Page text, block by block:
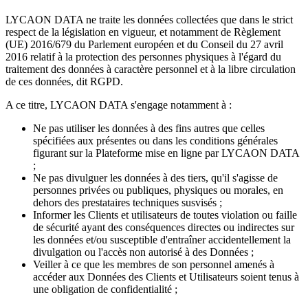
LYCAON DATA ne traite les données collectées que dans le strict
respect de la législation en vigueur, et notamment de Règlement
(UE) 2016/679 du Parlement européen et du Conseil du 27 avril
2016 relatif à la protection des personnes physiques à l'égard du
traitement des données à caractère personnel et à la libre circulation
de ces données, dit RGPD.
A ce titre, LYCAON DATA s'engage notamment à :
Ne pas utiliser les données à des fins autres que celles
spécifiées aux présentes ou dans les conditions générales
figurant sur la Plateforme mise en ligne par LYCAON DATA
;
Ne pas divulguer les données à des tiers, qu'il s'agisse de
personnes privées ou publiques, physiques ou morales, en
dehors des prestataires techniques susvisés ;
Informer les Clients et utilisateurs de toutes violation ou faille
de sécurité ayant des conséquences directes ou indirectes sur
les données et/ou susceptible d'entraîner accidentellement la
divulgation ou l'accès non autorisé à des Données ;
Veiller à ce que les membres de son personnel amenés à
accéder aux Données des Clients et Utilisateurs soient tenus à
une obligation de confidentialité ;